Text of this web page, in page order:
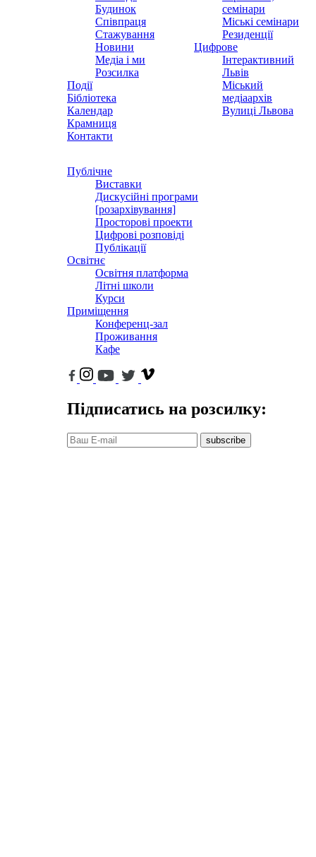
Будинок
Співпраця
Стажування
Новини
Медіа і ми
Розсилка
Події
Бібліотека
Календар
Крамниця
Контакти
семінари
Міські семінари
Резиденції
Цифрове
Інтерактивний
Львів
Міський
медіаархів
Вулиці Львова
Публічне
Виставки
Дискусійні програми
[розархівування]
Просторові проекти
Цифрові розповіді
Публікації
Освітнє
Освітня платформа
Літні школи
Курси
Приміщення
Конференц-зал
Проживання
Кафе
Підписатись на розсилку:
subscribe